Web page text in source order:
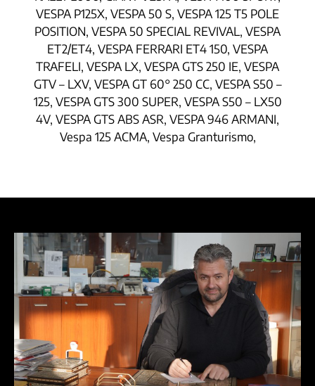
VESPA P125X, VESPA 50 S, VESPA 125 T5 POLE
POSITION, VESPA 50 SPECIAL REVIVAL, VESPA
ET2/ET4, VESPA FERRARI ET4 150, VESPA
TRAFELI, VESPA LX, VESPA GTS 250 IE, VESPA
GTV – LXV, VESPA GT 60° 250 CC, VESPA S50 –
125, VESPA GTS 300 SUPER, VESPA S50 – LX50
4V, VESPA GTS ABS ASR, VESPA 946 ARMANI,
Vespa 125 ACMA, Vespa Granturismo,